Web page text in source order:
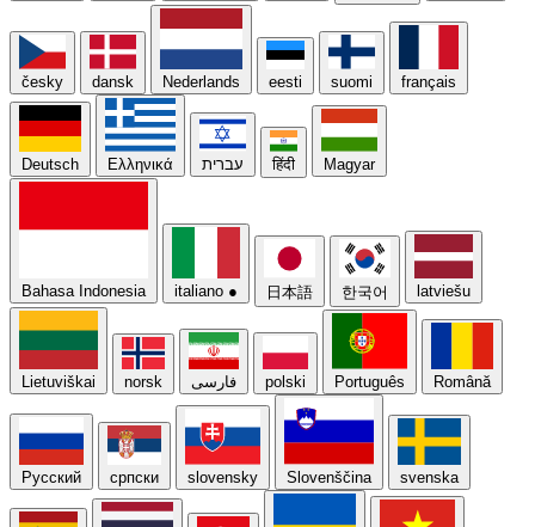
česky dansk Nederlands eesti suomi français
Deutsch Ελληνικά עברית हिंदी Magyar
Bahasa Indonesia italiano ● 日本語 한국어 latviešu
Lietuviškai norsk فارسی polski Português Română
Русский српски slovensky Slovenščina svenska